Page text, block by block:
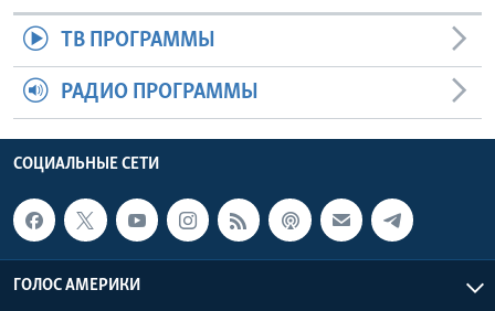
ТВ ПРОГРАММЫ
РАДИО ПРОГРАММЫ
СОЦИАЛЬНЫЕ СЕТИ
ГОЛОС АМЕРИКИ